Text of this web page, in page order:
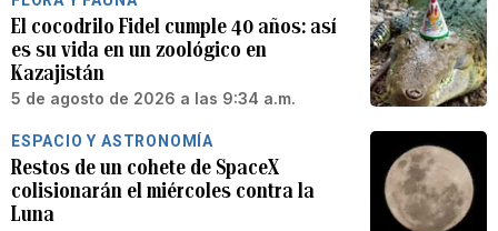
El cocodrilo Fidel cumple 40 años: así
es su vida en un zoológico en
Kazajistán
5 de agosto de 2026 a las 9:34 a.m.
ESPACIO Y ASTRONOMÍA
Restos de un cohete de SpaceX
colisionarán el miércoles contra la
Luna